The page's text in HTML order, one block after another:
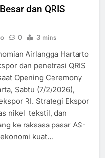
dan QRIS
0 3 mins
Airlangga Hartarto
dan penetrasi QRIS
Opening Ceremony
Sabtu (7/2/2026),
RI.​ Strategi Ekspor
nikel, tekstil, dan
ke raksasa pasar AS-
kuat…